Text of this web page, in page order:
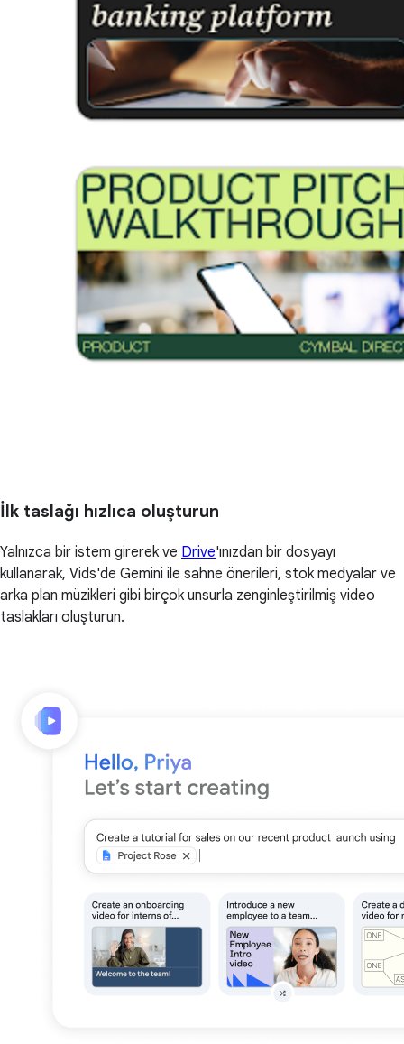
İlk taslağı hızlıca oluşturun
Yalnızca bir istem girerek ve Drive'ınızdan bir dosyayı
kullanarak, Vids'de Gemini ile sahne önerileri, stok medyalar ve
arka plan müzikleri gibi birçok unsurla zenginleştirilmiş video
taslakları oluşturun.